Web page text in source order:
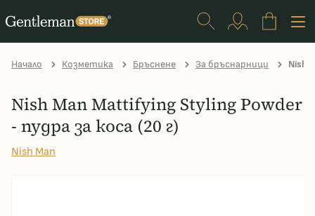
Начало Козметика Бръснене За бръснарници Nish
Nish Man Mattifying Styling Powder
- пудра за коса (20 г)
Nish Man